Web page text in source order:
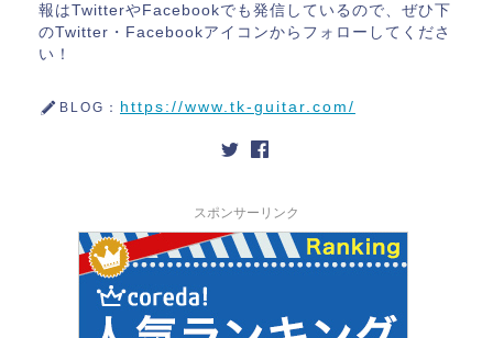
報はTwitterやFacebookでも発信しているので、ぜひ下
のTwitter・Facebookアイコンからフォローしてくださ
い！
BLOG： https://www.tk-guitar.com/
スポンサーリンク